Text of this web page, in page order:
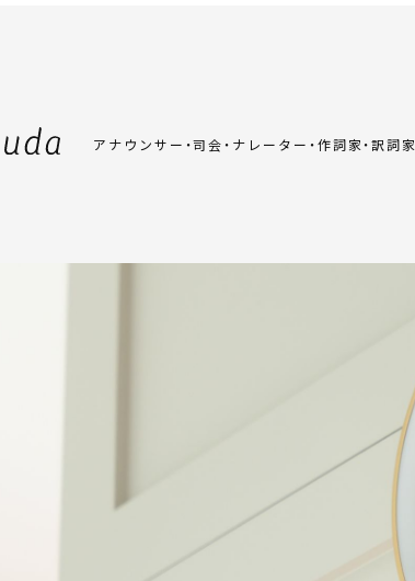
アナウンサー・司会・ナレーター・作詞家・訳詞家